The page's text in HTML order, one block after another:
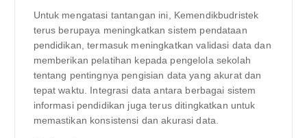
Untuk mengatasi tantangan ini, Kemendikbudristek
terus berupaya meningkatkan sistem pendataan
pendidikan, termasuk meningkatkan validasi data dan
memberikan pelatihan kepada pengelola sekolah
tentang pentingnya pengisian data yang akurat dan
tepat waktu. Integrasi data antara berbagai sistem
informasi pendidikan juga terus ditingkatkan untuk
memastikan konsistensi dan akurasi data.